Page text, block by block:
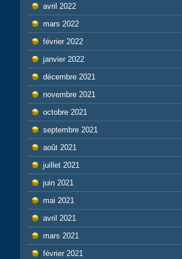
avril 2022
mars 2022
février 2022
janvier 2022
décembre 2021
novembre 2021
octobre 2021
septembre 2021
août 2021
juillet 2021
juin 2021
mai 2021
avril 2021
mars 2021
février 2021